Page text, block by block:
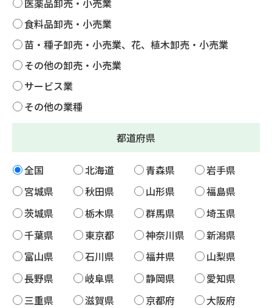
医薬品卸売・小売業
食料品卸売・小売業
苗・種子卸売・小売業、花、植木卸売・小売業
その他の卸売・小売業
サービス業
その他の業種
都道府県
全国 北海道 青森県
岩手県
宮城県
秋田県 山形県
福島県
茨城県
栃木県 群馬県
埼玉県
千葉県
東京都 神奈川県
新潟県
富山県
石川県 福井県
山梨県
長野県
岐阜県 静岡県
愛知県
三重県
滋賀県 京都府
大阪府